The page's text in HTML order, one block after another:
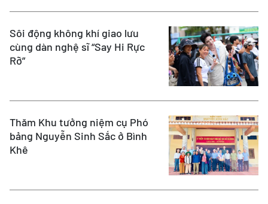
Sôi động không khí giao lưu
cùng dàn nghệ sĩ “Say Hi Rực
Rỡ”
Thăm Khu tưởng niệm cụ Phó
bảng Nguyễn Sinh Sắc ở Bình
Khê